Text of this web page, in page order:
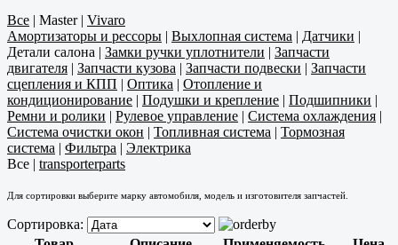
Все | Master| Vivaro
Амортизаторы и рессоры | Выхлопная система | Датчики |
Детали салона | Замки ручки уплотнители | Запчасти
двигателя | Запчасти кузова | Запчасти подвески | Запчасти
сцепления и КПП | Оптика | Отопление и
кондиционирование | Подушки и крепление | Подшипники |
Ремни и ролики | Рулевое управление | Система охлаждения |
Система очистки окон | Топливная система | Тормозная
система | Фильтра | Электрика
Все | transporterparts
Для сортировки выберите марку автомобиля, модель и изготовителя запчастей.
Сортировка: